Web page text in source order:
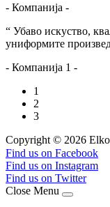
- Компанија -
“ Убаво искуство,
униформите
- Компанија 1 -
1
2
3
Copyright © 2026
Joomla! 3 Templates
Find us on Facebook
Find us on Instagram
Find us on Twitter
Close Menu